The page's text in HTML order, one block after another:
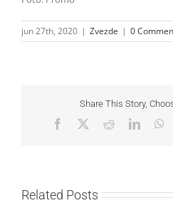
jun 27th, 2020 | Zvezde | 0
Share This Story,
Facebook Reddit
Related Posts